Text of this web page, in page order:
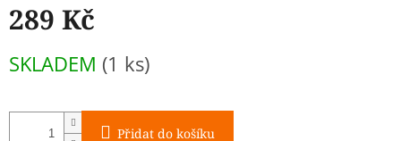
289 Kč
cena:
SKLADEM (1 ks)
Přidat do košíku